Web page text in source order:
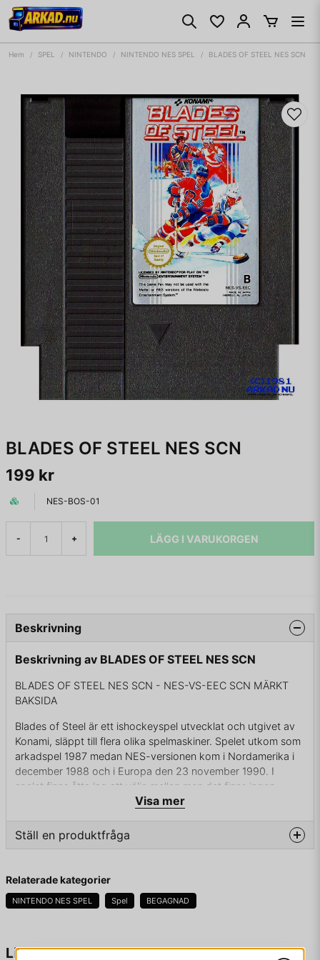
Hem SPEL NINTENDO NINTENDO NES SPEL BLADES OF STEEL NES SCN
BLADES OF STEEL NES SCN
199 kr
NES-BOS-01
- + LÄGG I VARUKORGEN
Liknande produkter
Beskrivning
Beskrivning av BLADES OF STEEL NES SCN
BLADES OF STEEL NES SCN - NES-VS-EEC SCN MÄRKT
BAKSIDA
Blades of Steel är ett ishockeyspel utvecklat och utgivet av
Konami, släppt till flera olika spelmaskiner. Spelet utkom som
arkadspel 1987 medan NES-versionen kom i Nordamerika i
december 1988 och i Europa den 23 november 1990. I
spelet finns åtta lag att välja mellan men det finns ingen
spelmässig skillnad mellan lagen förutom färgen på
Blades of Steel är ett fartfyllt ishockeyspel som inte har så
det blir ofta slagsmål i spelet där den som förlorar slagsmålet
är den som hamnar i utvisningsbåset. Spelet har inte heller de
Visa mer
Ställ en produktfråga
Fråga oss något om denna produkten...
Namn
Relaterade kategorier
NINTENDO NES SPEL Spel BEGAGNAD